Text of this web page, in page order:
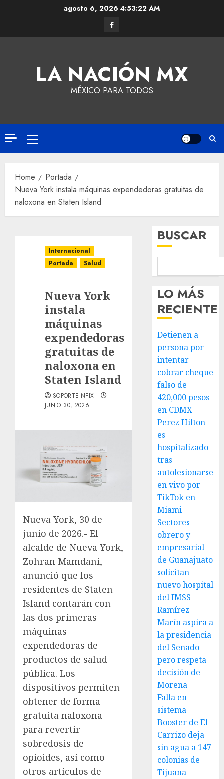
agosto 6, 2026 4:53:23 AM
LA NACIÓN MX
MÉXICO PARA TODOS
Home
Portada
Nueva York instala máquinas expendedoras gratuitas de
naloxona en Staten Island
Internacional
Portada
Salud
Nueva York
instala
máquinas
expendedoras
gratuitas de
naloxona en
Staten Island
SOPORTEINFIX
JUNIO 30, 2026
Nueva York, 30 de
junio de 2026.- El
alcalde de Nueva York,
Zohran Mamdani,
anunció que los
residentes de Staten
Island contarán con
las dos primeras
máquinas
expendedoras de
productos de salud
pública. Los
dispositivos permiten
obtener de forma
gratuita naloxona
para revertir
sobredosis de
opioides, así como
otros artículos de
BUSCAR
LO MÁS
RECIENTE
Detienen a
persona por
intentar
cobrar cheque
falso de
420,000 pesos
en CDMX
Perez Hilton
es
hospitalizado
tras
autolesionarse
en vivo por
TikTok en
Miami
Sectores
obrero y
empresarial
de Guanajuato
solicitan
nuevo hospital
del IMSS
Ramírez
Marín aspira a
la presidencia
del Senado
pero respeta
decisión de
Morena
Falla en
sistema
Booster de El
Carrizo deja
sin agua a 147
colonias de
Tijuana